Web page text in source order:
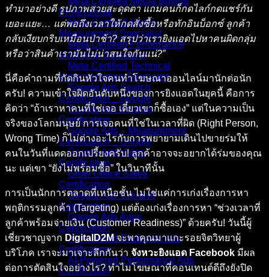
Professional
Meta Certified Media
Measurement Specialist
Meta Certified Performance
Marketing Specialist
Meta Certified Technical
Implementation Specialist
Google Ads Search
Certification _ Google
Google Ads Display
Certification
Google Ads – Measurement
Certification _ Google
Google Ads Video
Certification
Grow Offline Sales
Certification
Google Ads Creative
Certification
Google Ads Apps
Certification
AI-Powered Shopping ads
Certification
AI-Powered Performance Ads
Certification
ทำมาอย่างดี รูปภาพสวยสะดุดตา แถมคนก็กดไลก์กดแชร์กัน
เยอะแยะ… แต่พอถึงเวลาให้กดสั่งซื้อหรือทักอินบ็อกซ์ ลูกค้า
กลับเงียบกริบเหมือนป่าช้า? สรุปว่าเรายิงแอดไปหาคนผิดกลุ่ม
หรือว่าสินค้าเรามันไม่น่าสนใจกันแน่?”
นี่คือคำถามที่กัดกินหัวใจคนทำโฆษณาออนไลน์มานักต่อนัก
ครับ! ความเข้าใจผิดอันดับหนึ่งของการยิงแอดในยุคนี้ คือการ
คิดว่า “ถ้าเราหาคนที่ใช่เจอ เดี๋ยวเขาก็ซื้อเอง” แต่ในความเป็น
จริงของโลกมนุษย์ การเจอคนที่ใช่ในเวลาที่ผิด (Right Person,
Wrong Time) ก็ไม่ต่างอะไรกับการพยายามเดินไปขายร่มให้
คนในวันที่แดดออกเปรี้ยงครับ! ลูกค้าอาจจะอยากได้ร่มของคุณ
นะ แต่เขา “ยังไม่พร้อมซื้อ” ในวินาทีนั้น
การเป็นนักการตลาดที่เหนือชั้น ไม่ใช่แค่การเก่งเรื่องการหา
พฤติกรรมลูกค้า (Targeting) แต่ต้องเก่งเรื่องการหา “ช่วงเวลาที่
ลูกค้าพร้อมจ่ายเงิน (Customer Readiness)” ด้วยครับ! วันนี้ผู้
เชี่ยวชาญจาก DigitalD2Mจะพาคุณมาแกะรอยจิตวิทยาผู้
บริโภค เราจะมาเจาะลึกกันว่า จังหวะยิงแอด Facebook มีผล
ต่อการตัดสินใจอย่างไร? ทำไมโฆษณาที่คอนเทนต์ดีถึงยังปิด